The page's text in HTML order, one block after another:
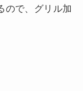
ので、グリル加